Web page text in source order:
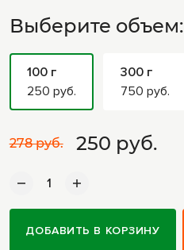
Выберите объем:
100 г
250 руб.
300 г
750 руб.
278 руб. 250 руб.
ДОБАВИТЬ В КОРЗИНУ